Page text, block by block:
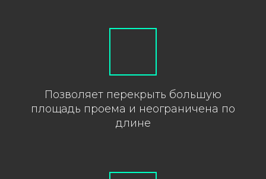
Позволяет перекрыть большую
площадь проема и неограничена по
длине